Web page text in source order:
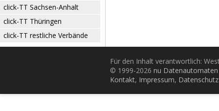
click-TT Sachsen-Anhalt
click-TT Thüringen
click-TT restliche Verbände
Für den Inhalt verantwortlich:
© 1999-2026 nu
Kontakt, Impressum, Datenschutz